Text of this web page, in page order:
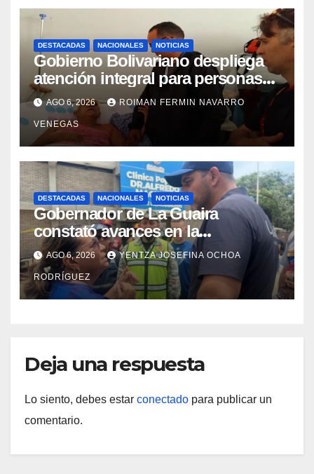
DESTACADAS NACIONALES NOTICIAS
Gobierno Bolivariano despliega
atención integral para personas
con discapacidad en
campamentos de La Guaira
AGO 6, 2026 ROIMAN FERMIN NAVARRO
VENEGAS
DESTACADAS NACIONALES NOTICIAS
Gobernador de La Guaira
constató avances en la
rehabilitación del Hospitalito de
Catia la Mar
AGO 6, 2026 YENTZA JOSEFINA OCHOA
RODRÍGUEZ
Deja una respuesta
Lo siento, debes estar conectado para publicar un
comentario.